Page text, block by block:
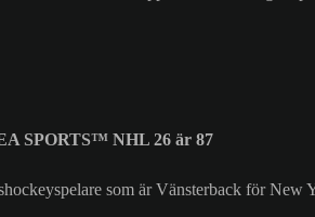
SPORTS™ NHL 26 är 87
som är Vänsterback för New